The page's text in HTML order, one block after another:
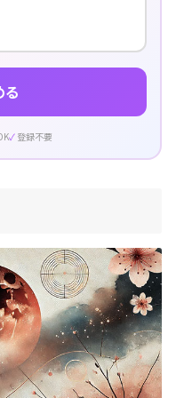
る
登録不要